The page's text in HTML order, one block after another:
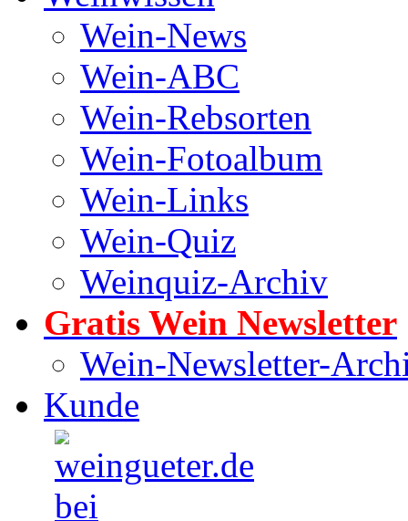
Wein-News
Wein-ABC
Wein-Rebsorten
Wein-Fotoalbum
Wein-Links
Wein-Quiz
Weinquiz-Archiv
Gratis Wein Newsletter
Wein-Newsletter-
Kunde